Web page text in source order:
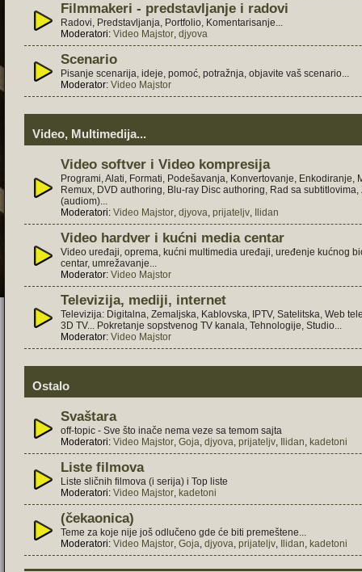
Filmmakeri - predstavljanje i radovi
Radovi, Predstavljanja, Portfolio, Komentarisanje...
Moderatori: Video Majstor, djyova
Scenario
Pisanje scenarija, ideje, pomoć, potražnja, objavite vaš scenario...
Moderator: Video Majstor
Video, Multimedija...
Video softver i Video kompresija
Programi, Alati, Formati, Podešavanja, Konvertovanje, Enkodiranje,
Remux, DVD authoring, Blu-ray Disc authoring, Rad sa subtitlovima,
(audiom)...
Moderatori: Video Majstor, djyova, prijateljv, Ilidan
Video hardver i kućni media centar
Video uređaji, oprema, kućni multimedia uređaji, uređenje kućnog
centar, umrežavanje...
Moderator: Video Majstor
Televizija, mediji, internet
Televizija: Digitalna, Zemaljska, Kablovska, IPTV, Satelitska, Web
3D TV... Pokretanje sopstvenog TV kanala, Tehnologije, Studio...
Moderator: Video Majstor
Ostalo
Svaštara
off-topic - Sve što inače nema veze sa temom sajta
Moderatori: Video Majstor, Goja, djyova, prijateljv, Ilidan, kadetoni
Liste filmova
Liste sličnih filmova (i serija) i Top liste
Moderatori: Video Majstor, kadetoni
(čekaonica)
Teme za koje nije još odlučeno gde će biti premeštene...
Moderatori: Video Majstor, Goja, djyova, prijateljv, Ilidan, kadetoni